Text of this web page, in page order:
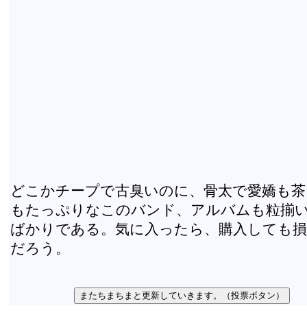
どこかチープで古臭いのに、骨太で愛嬌も
もたっぷりなこのバンド、アルバムも粒揃
ばかりである。気に入ったら、購入しても
だろう。